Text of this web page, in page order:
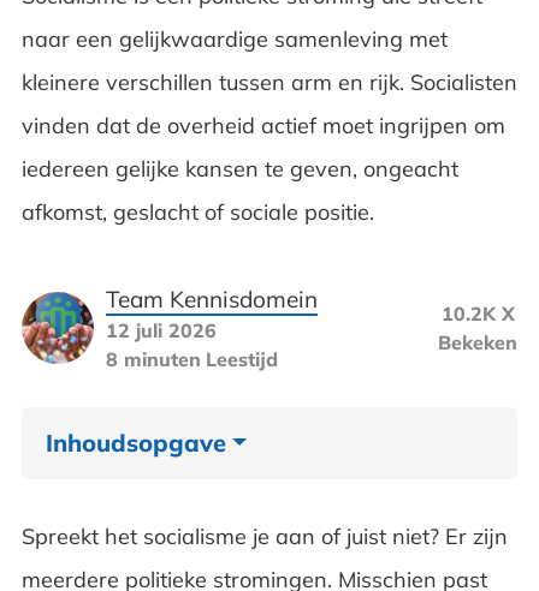
naar een gelijkwaardige samenleving met
kleinere verschillen tussen arm en rijk. Socialisten
vinden dat de overheid actief moet ingrijpen om
iedereen gelijke kansen te geven, ongeacht
afkomst, geslacht of sociale positie.
Team Kennisdomein
12 juli 2026
8 minuten Leestijd
10.2K X
Bekeken
Inhoudsopgave
Communisme versus socialisme
Spreekt het socialisme je aan of juist niet? Er zijn
meerdere politieke stromingen. Misschien past